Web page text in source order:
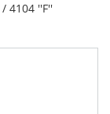
/ 4104 ''F''